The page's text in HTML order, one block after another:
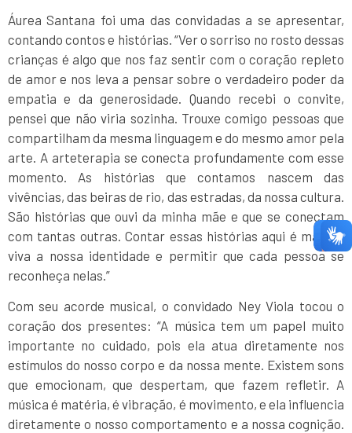
Áurea Santana foi uma das convidadas a se apresentar,
contando contos e histórias. “Ver o sorriso no rosto dessas
crianças é algo que nos faz sentir com o coração repleto
de amor e nos leva a pensar sobre o verdadeiro poder da
empatia e da generosidade. Quando recebi o convite,
pensei que não viria sozinha. Trouxe comigo pessoas que
compartilham da mesma linguagem e do mesmo amor pela
arte. A arteterapia se conecta profundamente com esse
momento. As histórias que contamos nascem das
vivências, das beiras de rio, das estradas, da nossa cultura.
São histórias que ouvi da minha mãe e que se conectam
com tantas outras. Contar essas histórias aqui é manter
viva a nossa identidade e permitir que cada pessoa se
reconheça nelas.”
Com seu acorde musical, o convidado Ney Viola tocou o
coração dos presentes: “A música tem um papel muito
importante no cuidado, pois ela atua diretamente nos
estímulos do nosso corpo e da nossa mente. Existem sons
que emocionam, que despertam, que fazem refletir. A
música é matéria, é vibração, é movimento, e ela influencia
diretamente o nosso comportamento e a nossa cognição.